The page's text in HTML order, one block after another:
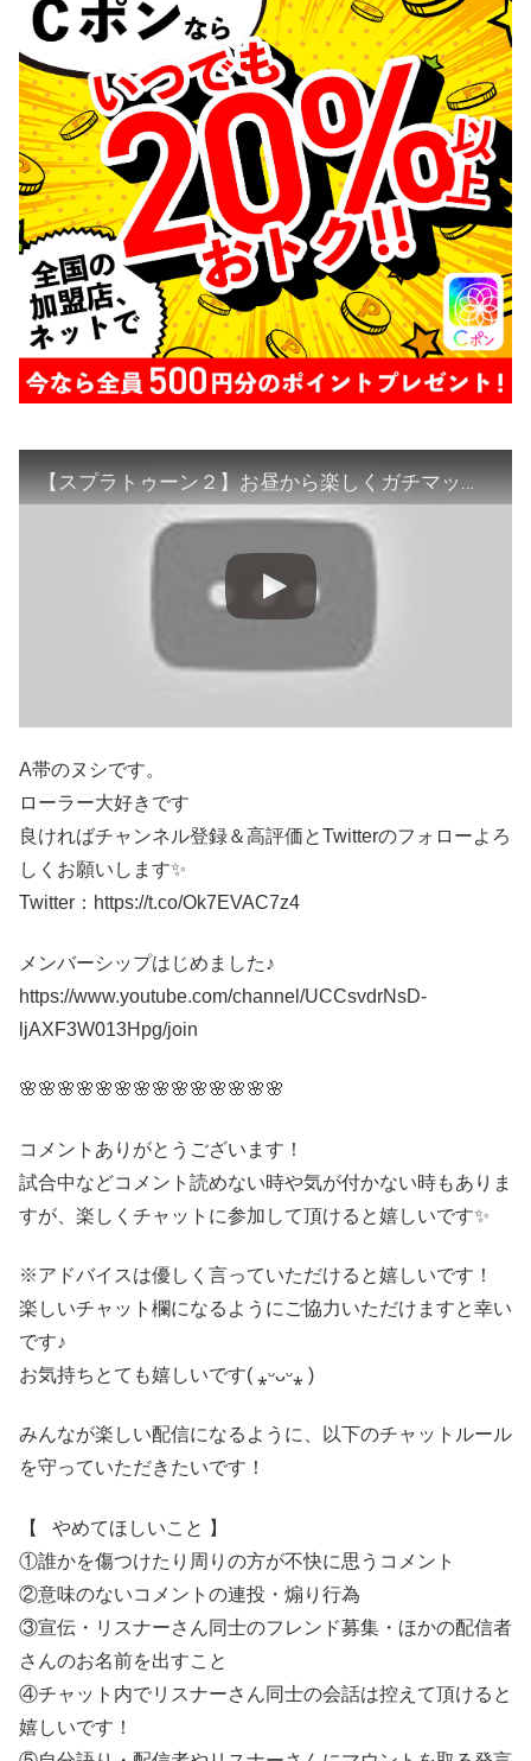
【スプラトゥーン２】お昼から楽しくガチマッチ！#ライブ配信【女性実況】
A帯のヌシです。
ローラー大好きです
良ければチャンネル登録＆高評価とTwitterのフォローよろ
しくお願いします✨
Twitter：https://t.co/Ok7EVAC7z4​
メンバーシップはじめました♪
https://www.youtube.com/channel/UCCsvdrNsD-
ljAXF3W013Hpg/join
🌸🌸🌸🌸🌸🌸🌸🌸🌸🌸🌸🌸🌸🌸
コメントありがとうございます！
試合中などコメント読めない時や気が付かない時もありま
すが、楽しくチャットに参加して頂けると嬉しいです✨
※アドバイスは優しく言っていただけると嬉しいです！
楽しいチャット欄になるようにご協力いただけますと幸い
です♪
お気持ちとても嬉しいです( ⁎ᵕᴗᵕ⁎ )
みんなが楽しい配信になるように、以下のチャットルール
を守っていただきたいです！
【⠀やめてほしいこと 】
①誰かを傷つけたり周りの方が不快に思うコメント
②意味のないコメントの連投・煽り行為
③宣伝・リスナーさん同士のフレンド募集・ほかの配信者
さんのお名前を出すこと
④チャット内でリスナーさん同士の会話は控えて頂けると
嬉しいです！